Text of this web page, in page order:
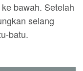
bawah. Setelah
selang
batu.